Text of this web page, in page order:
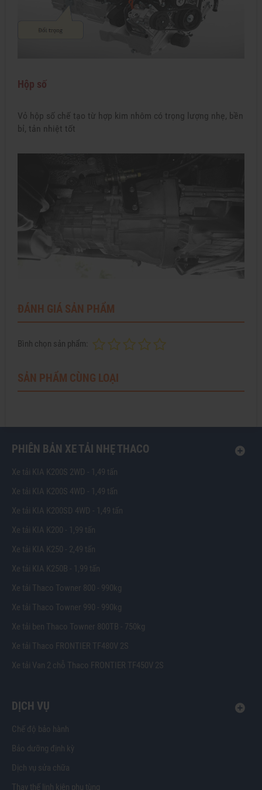
Hộp số
Vỏ hộp số chế tạo từ hợp kim nhôm có trọng lượng nhẹ, bền
bỉ, tản nhiệt tốt
ĐÁNH GIÁ SẢN PHẨM
Bình chọn sản phẩm:
SẢN PHẨM CÙNG LOẠI
PHIÊN BẢN XE TẢI NHẸ THACO
Xe tải KIA K200S 2WD - 1,49 tấn
Xe tải KIA K200S 4WD - 1,49 tấn
Xe tải KIA K200SD 4WD - 1,49 tấn
Xe tải KIA K200 - 1,99 tấn
Xe tải KIA K250 - 2,49 tấn
Xe tải KIA K250B - 1,99 tấn
Xe tải Thaco Towner 800 - 990kg
Xe tải Thaco Towner 990 - 990kg
Xe tải ben Thaco Towner 800TB - 750kg
Xe tải Thaco FRONTIER TF480V 2S
Xe tải Van 2 chỗ Thaco FRONTIER TF450V 2S
DỊCH VỤ
Chế độ bảo hành
Bảo dưỡng định kỳ
Dịch vụ sửa chữa
Thay thế linh kiện phụ tùng